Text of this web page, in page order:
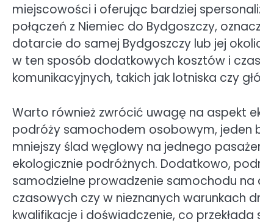
miejscowości i oferując bardziej
połączeń z Niemiec do Bydgoszczy,
dotarcie do samej Bydgoszczy lub jej
w ten sposób dodatkowych kosztów i
komunikacyjnych, takich jak lotniska czy
Warto również zwrócić uwagę na aspekt
podróży samochodem osobowym, jeden
mniejszy ślad węglowy na jednego
ekologicznie podróżnych. Dodatkowo,
samodzielne prowadzenie samochodu na
czasowych czy w nieznanych warunkach
kwalifikacje i doświadczenie, co